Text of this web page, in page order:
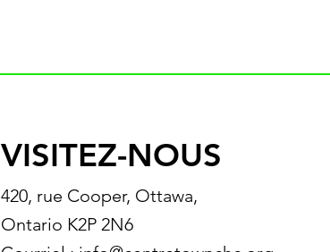
VISITEZ-NOUS
420, rue Cooper, Ottawa,
Ontario K2P 2N6